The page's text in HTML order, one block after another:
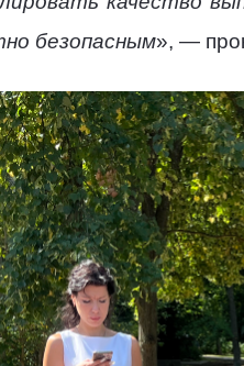
безопасным», —